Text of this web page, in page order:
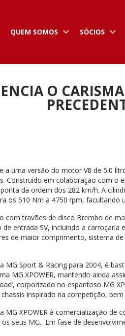
QUEM SOMOS SÓCIOS
O
a uma versão do motor V8 de 5.0
Construído em colaboração com o
da ordem dos 282 km/h. A
os 510 Nm a 4750 rpm,
com travões de disco Brembo de
entrada SV, incluindo a
de maior comprimento, sistema
Sport & Racing para 2004, é
MG XPOWER, mantendo ainda
corporizado no espantoso MG
inspirado na competição,
XPOWER à comercialização
seus MG. Em fase de